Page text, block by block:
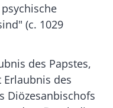
(c. 1029
des Papstes,
des
Diözesanbischofs